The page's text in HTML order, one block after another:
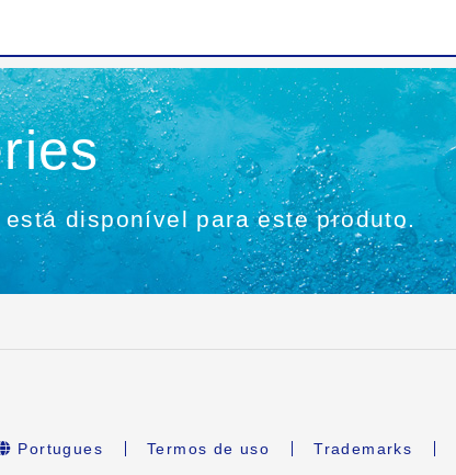
disponível para este produto.
Portugues Termos de uso Trademarks